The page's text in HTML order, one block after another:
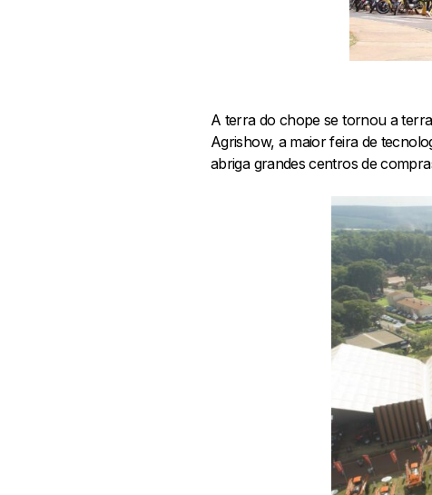
A terra do chope se tornou a
Agrishow, a maior feira de
abriga grandes centros de